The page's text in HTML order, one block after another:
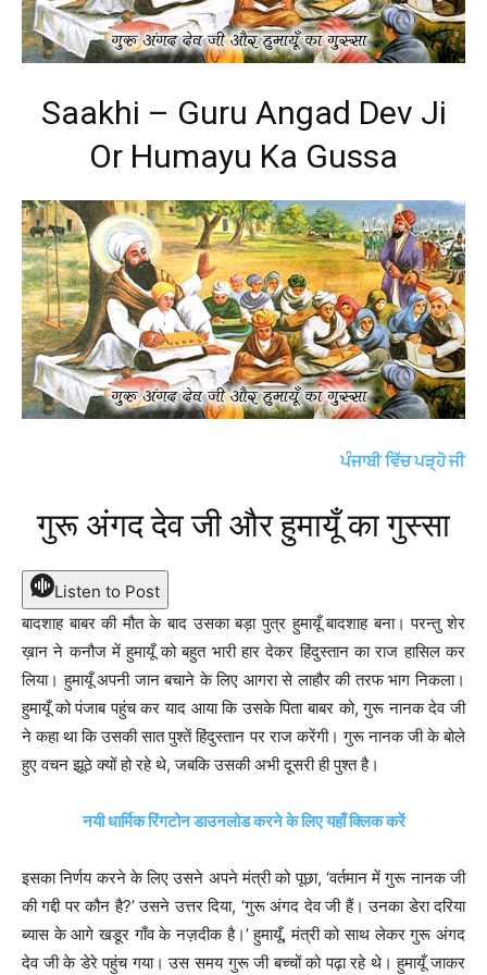
Saakhi – Guru Angad Dev Ji
Or Humayu Ka Gussa
ਪੰਜਾਬੀ ਵਿੱਚ ਪੜ੍ਹੋ ਜੀ
गुरू अंगद देव जी और हुमायूँ का गुस्सा
Listen to Post
बादशाह बाबर की मौत के बाद उसका बड़ा पुत्र हुमायूँ बादशाह बना। परन्तु शेर
ख़ान ने कनौज में हुमायूँ को बहुत भारी हार देकर हिंदुस्तान का राज हासिल कर
लिया। हुमायूँ अपनी जान बचाने के लिए आगरा से लाहौर की तरफ भाग निकला।
हुमायूँ को पंजाब पहुंच कर याद आया कि उसके पिता बाबर को, गुरू नानक देव जी
ने कहा था कि उसकी सात पुश्तें हिंदुस्तान पर राज करेंगी। गुरू नानक जी के बोले
हुए वचन झूठे क्यों हो रहे थे, जबकि उसकी अभी दूसरी ही पुश्त है।
नयी धार्मिक रिंगटोन डाउनलोड करने के लिए यहाँ क्लिक करें
इसका निर्णय करने के लिए उसने अपने मंत्री को पूछा, ‘वर्तमान में गुरू नानक जी
की गद्दी पर कौन है?’ उसने उत्तर दिया, ‘गुरू अंगद देव जी हैं। उनका डेरा दरिया
ब्यास के आगे खडूर गाँव के नज़दीक है।’ हुमायूँ, मंत्री को साथ लेकर गुरू अंगद
देव जी के डेरे पहुंच गया। उस समय गुरू जी बच्चों को पढ़ा रहे थे। हुमायूँ जाकर